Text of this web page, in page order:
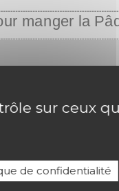
sur ceux
de confidentialité